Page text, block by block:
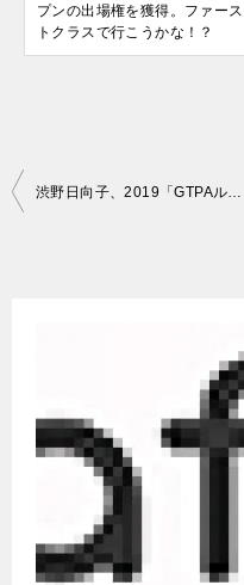
プンの出場権を獲得。ファース
トクラスで行こうかな！？
投